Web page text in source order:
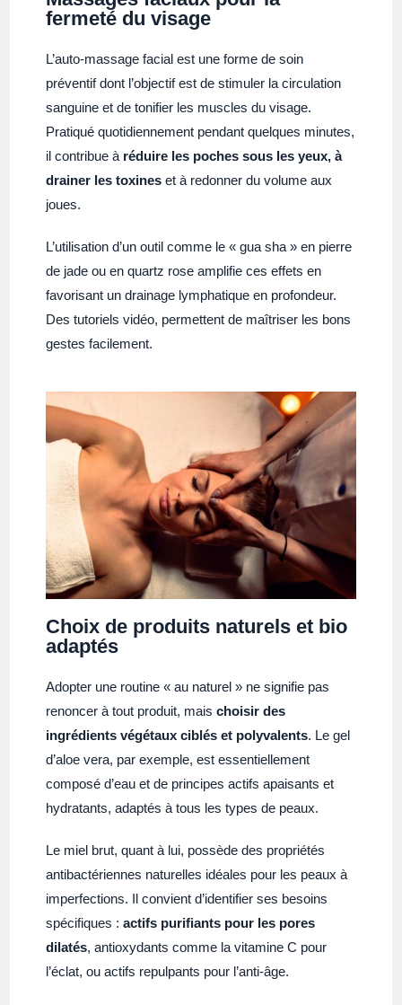
fermeté du visage
L’auto-massage facial est une forme de soin
préventif dont l’objectif est de stimuler la circulation
sanguine et de tonifier les muscles du visage.
Pratiqué quotidiennement pendant quelques minutes,
il contribue à réduire les poches sous les yeux, à
drainer les toxines et à redonner du volume aux
joues.
L’utilisation d’un outil comme le « gua sha » en pierre
de jade ou en quartz rose amplifie ces effets en
favorisant un drainage lymphatique en profondeur.
Des tutoriels vidéo, permettent de maîtriser les bons
gestes facilement.
Choix de produits naturels et bio
adaptés
Adopter une routine « au naturel » ne signifie pas
renoncer à tout produit, maischoisir des
ingrédients végétaux ciblés et polyvalents. Le gel
d’aloe vera, par exemple, est essentiellement
composé d’eau et de principes actifs apaisants et
hydratants, adaptés à tous les types de peaux.
Le miel brut, quant à lui, possède des propriétés
antibactériennes naturelles idéales pour les peaux à
imperfections. Il convient d’identifier ses besoins
spécifiques :actifs purifiants pour les pores
dilatés, antioxydants comme la vitamine C pour
l’éclat, ou actifs repulpants pour l’anti-âge.